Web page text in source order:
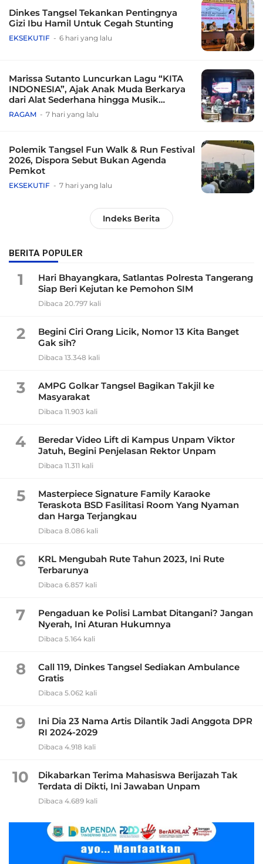
Dinkes Tangsel Tekankan Pentingnya
Gizi Ibu Hamil Untuk Cegah Stunting
EKSEKUTIF 6 hari yang lalu
Marissa Sutanto Luncurkan Lagu “KITA
INDONESIA”, Ajak Anak Muda Berkarya
dari Alat Sederhana hingga Musik
Tradisional
RAGAM 7 hari yang lalu
Polemik Tangsel Fun Walk & Run Festival
2026, Dispora Sebut Bukan Agenda
Pemkot
EKSEKUTIF 7 hari yang lalu
Indeks Berita
BERITA POPULER
1
Hari Bhayangkara, Satlantas Polresta Tangerang
Siap Beri Kejutan ke Pemohon SIM
Dibaca 20.797 kali
2
Begini Ciri Orang Licik, Nomor 13 Kita Banget
Gak sih?
Dibaca 13.348 kali
3
AMPG Golkar Tangsel Bagikan Takjil ke
Masyarakat
Dibaca 11.903 kali
4
Beredar Video Lift di Kampus Unpam Viktor
Jatuh, Begini Penjelasan Rektor Unpam
Dibaca 11.311 kali
5
Masterpiece Signature Family Karaoke
Teraskota BSD Fasilitasi Room Yang Nyaman
dan Harga Terjangkau
Dibaca 8.086 kali
6
KRL Mengubah Rute Tahun 2023, Ini Rute
Terbarunya
Dibaca 6.857 kali
7
Pengaduan ke Polisi Lambat Ditangani? Jangan
Nyerah, Ini Aturan Hukumnya
Dibaca 5.164 kali
8
Call 119, Dinkes Tangsel Sediakan Ambulance
Gratis
Dibaca 5.062 kali
9
Ini Dia 23 Nama Artis Dilantik Jadi Anggota DPR
RI 2024-2029
Dibaca 4.918 kali
10
Dikabarkan Terima Mahasiswa Berijazah Tak
Terdata di Dikti, Ini Jawaban Unpam
Dibaca 4.689 kali